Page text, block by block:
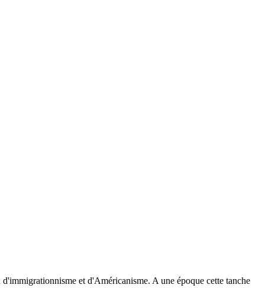
et d'Américanisme. A une époque cette tanche